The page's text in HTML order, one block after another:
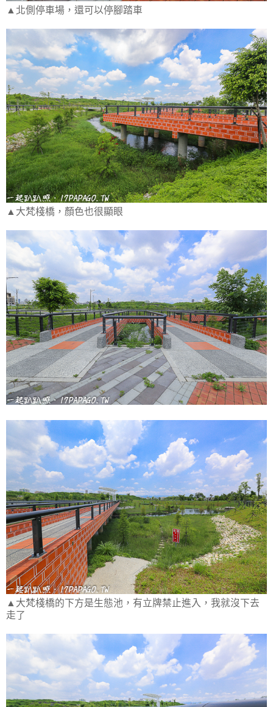
▲北側停車場，還可以停腳踏車
▲大梵棧橋，顏色也很顯眼
▲大梵棧橋的下方是生態池，有立牌禁止進入，我就沒下去
走了